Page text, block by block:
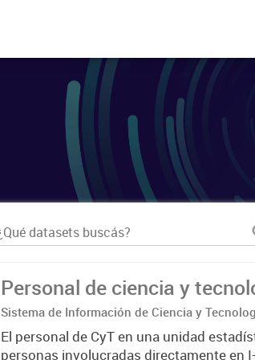
Personal de ciencia y
Sistema de Información de Ciencia y
El personal de CyT en una unidad
personas involucradas directamente en